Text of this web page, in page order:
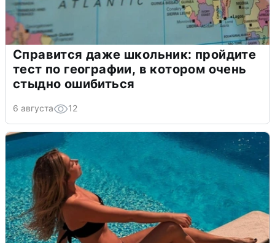
Справится даже школьник: пройдите
тест по географии, в котором очень
стыдно ошибиться
6 августа 12